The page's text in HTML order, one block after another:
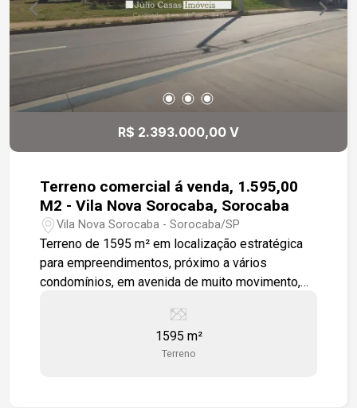
os pavimentos dimensionadas para AVCB e
espaço para instalação de elevadores que ligam
todos os pavimentos. Edificação ideal para lojas,
bancos e comércio em geral com acesso para 3
R$ 2.393.000,00 V
Terreno comercial á venda, 1.595,00
M2 - Vila Nova Sorocaba, Sorocaba
Vila Nova Sorocaba - Sorocaba/SP
Terreno de 1595 m² em localização estratégica
para empreendimentos, próximo a vários
condomínios, em avenida de muito movimento,
1595 m²
Terreno